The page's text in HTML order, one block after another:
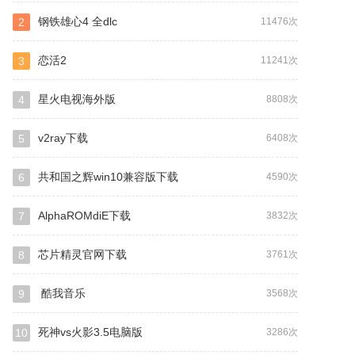
11476次
2 钢铁雄心4 全dlc
11241次
3 恋活2
8808次
4 星火电视海外版
6408次
5 v2ray下载
4590次
6 共和国之辉win10兼容版下载
3832次
7 AlphaROMdiE下载
3761次
8 芯片精灵官网下载
3568次
9 酷我音乐
3286次
10 死神vs火影3.5电脑版